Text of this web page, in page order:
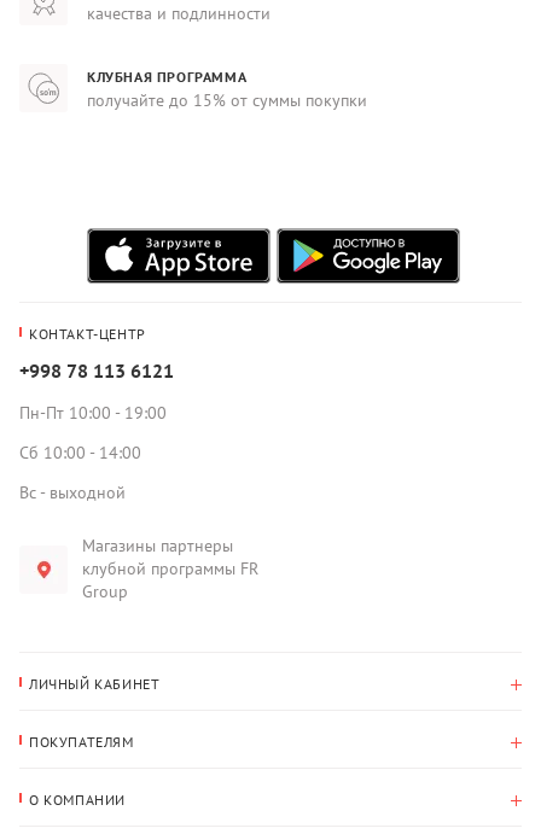
качества и подлинности
КЛУБНАЯ ПРОГРАММА
получайте до 15% от суммы покупки
КОНТАКТ-ЦЕНТР
+998 78 113 6121
Пн-Пт 10:00 - 19:00
Сб 10:00 - 14:00
Вс - выходной
Магазины партнеры
клубной программы FR
Group
ЛИЧНЫЙ КАБИНЕТ
Адрес для доставки
ПОКУПАТЕЛЯМ
О КОМПАНИИ